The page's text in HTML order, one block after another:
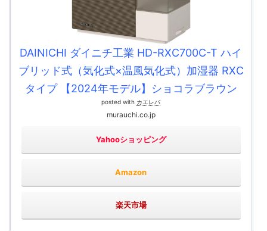
DAINICHI ダイニチ工業 HD-RXC700C-T ハイ
ブリッド式（気化式×温風気化式）加湿器 RXC
タイプ 【2024年モデル】ショコラブラウン
posted with カエレバ
murauchi.co.jp
Yahooショッピング
Amazon
楽天市場